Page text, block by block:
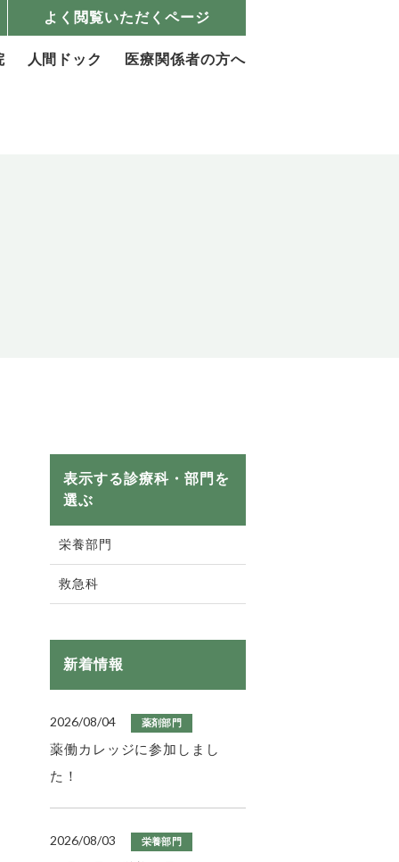
よく閲覧いただくページ
人間ドック 医療関係者の方へ
表示する診療科・部門を
選ぶ
栄養部門
救急科
新着情報
2026/08/04 薬剤部門
薬働カレッジに参加しまし
た！
2026/08/03 栄養部門